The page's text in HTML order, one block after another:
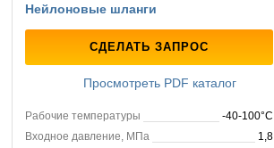
Нейлоновые шланги
СДЕЛАТЬ ЗАПРОС
Просмотреть PDF каталог
Рабочие температуры
-40-100°C
Входное давление, МПа
1,8